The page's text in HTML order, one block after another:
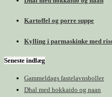
Kartoffel og porre suppe
Kylling i parmaskinke med
Seneste indlæg
Gammeldags fastelavnsboller
Dhal med hokkaido og naan